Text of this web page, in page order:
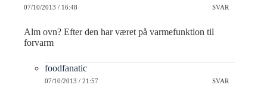
07/10/2013 / 16:48 SVAR
Alm ovn? Efter den har været på varmefunktion til
forvarm
foodfanatic
07/10/2013 / 21:57 SVAR